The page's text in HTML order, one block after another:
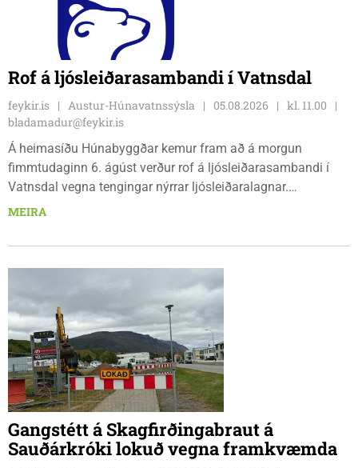
Rof á ljósleiðarasambandi í Vatnsdal
feykir.is Austur-Húnavatnssýsla 05.08.2026
kl. 11.00
bladamadur@feykir.is
Á heimasíðu Húnabyggðar kemur fram að á morgun
fimmtudaginn 6. ágúst verður rof á ljósleiðarasambandi í
Vatnsdal vegna tengingar nýrrar ljósleiðaralagnar.
Ljósleiðarasambandið verður rofið á morgun fimmtudag
MEIRA
Gangstétt á Skagfirðingabraut á
Sauðárkróki lokuð vegna framkvæmda